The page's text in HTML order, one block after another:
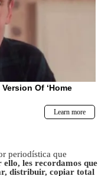
periodística que
ello, les recordamos que
distribuir, copiar total